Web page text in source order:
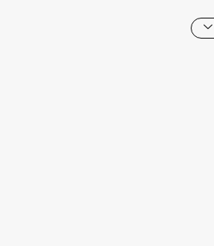
Jakarta, 23 September 2024 –
langkah berani dengan menetapkan
Pertambahan Nilai (PPN) dan
Mewah (PPnBM) sebesar Rp945,1
Angka ini menunjukkan lonjakan